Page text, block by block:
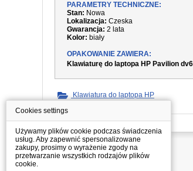
PARAMETRY TECHNICZNE:
Stan: Nowa
Lokalizacja: Czeska
Gwarancja: 2 lata
Kolor: biały
OPAKOWANIE ZAWIERA:
Klawiaturę do laptopa HP Pavilion
Klawiatura do laptopa HP
Informacje
Cookies settings
Używamy plików cookie podczas świadczenia
usług. Aby zapewnić spersonalizowane
zakupy, prosimy o wyrażenie zgody na
przetwarzanie wszystkich rodzajów plików
cookie.